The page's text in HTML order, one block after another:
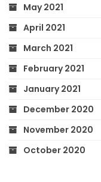
May 2021
April 2021
March 2021
February 2021
January 2021
December 2020
November 2020
October 2020